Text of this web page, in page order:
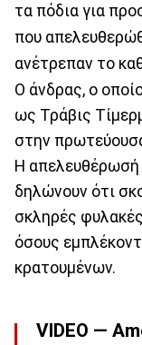
τα πόδια για
που
ανέτρεπαν το
Ο άνδρας, ο
ως Τράβις
στην
Η απελευθέρωσή
δηλώνουν ότι
σκληρές
όσους
κρατουμένων.
VIDEO —